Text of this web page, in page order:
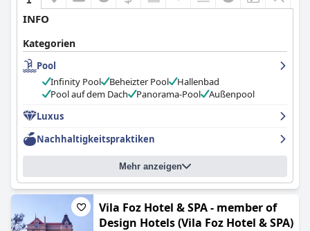
INFO
Kategorien
Pool
Infinity Pool
Beheizter Pool
Hallenbad
Pool auf dem Dach
Panorama-Pool
Außenpool
Luxus
Nachhaltigkeitspraktiken
Mehr anzeigen
Vila Foz Hotel & SPA - member of
Design Hotels (Vila Foz Hotel & SPA)